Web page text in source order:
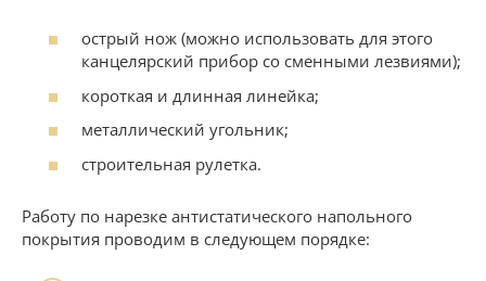
острый нож (можно использовать для этого
канцелярский прибор со сменными лезвиями);
короткая и длинная линейка;
металлический угольник;
строительная рулетка.
Работу по нарезке антистатического напольного
покрытия проводим в следующем порядке: